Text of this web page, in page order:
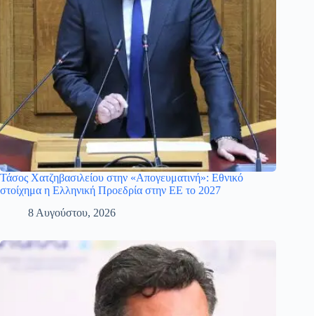
Τάσος Χατζηβασιλείου στην «Απογευματινή»: Εθνικό
στοίχημα η Ελληνική Προεδρία στην ΕΕ το 2027
8 Αυγούστου, 2026